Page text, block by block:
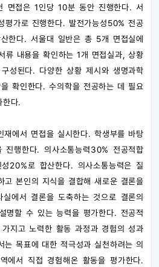
면접은 1인당 10분 동안 진행한다. 서
평가로 진행한다. 발전가능성50% 전공
한다. 서울대 일반은 총 5개 면접실에
류 내용을 확인하는 1개 면접실과, 상황
성된다. 다양한 상황 제시와 생명과학
확인한다. 수의학을 전공하는 데 필요
한다.
에서 면접을 실시한다. 학생부를 바탕
진행한다. 의사소통능력30% 전공적합
20%로 합산한다. 의사소통능력은 질
고 본인의 지식을 결합해 새로운 결론을
에서 결론을 도축하는 것으로 결론의
명할 수 있는 능력을 평가한다. 전공적
지고 노력한 활동 과정과 경험의 성과
는 목표에 대한 적극성과 실천하려는 의
에서 직접 경험해온 활동을 평가한다.